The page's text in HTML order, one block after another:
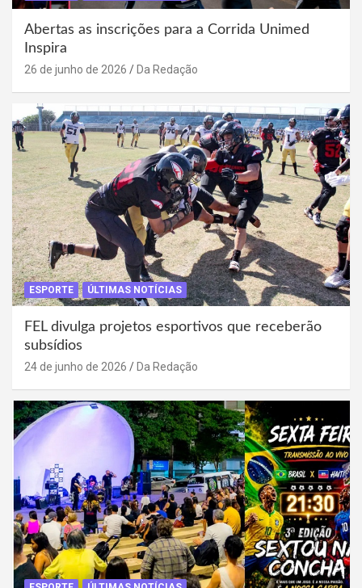
Abertas as inscrições para a Corrida Unimed
Inspira
26 de junho de 2026 Da Redação
ESPORTE ÚLTIMAS NOTÍCIAS
FEL divulga projetos esportivos que receberão
subsídios
24 de junho de 2026 Da Redação